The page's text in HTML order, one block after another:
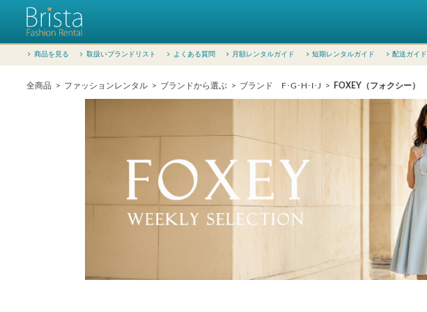
商品を見る 取扱いブランドリスト よくある質問 月額レンタルガイド 短期レンタルガイド 配送ガイド
全商品 ファッションレンタル ブランドから選ぶ ブランド F･G･H･I･J FOXEY（フォクシー）